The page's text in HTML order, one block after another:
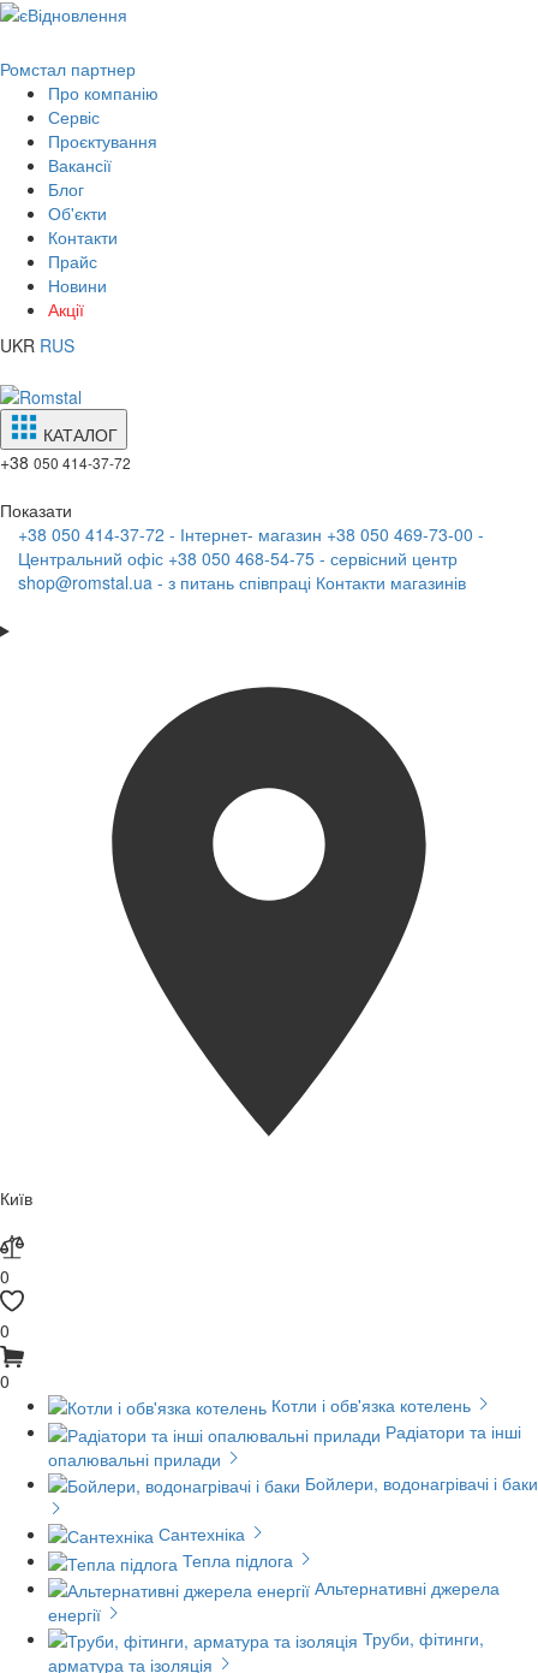
Ромстал партнер
Про компанію
Сервіс
Проєктування
Вакансії
Блог
Об'єкти
Контакти
Прайс
Новини
Акції
UKR RUS
КАТАЛОГ
+38 050 414-37-72
Показати
+38 050 414-37-72 - Інтернет- магазин +38 050 469-73-00 -
Центральний офіс +38 050 468-54-75 - сервісний центр
shop@romstal.ua - з питань співпраці Контакти магазинів
Київ
0
0
0
Котли і обв'язка котелень
Радіатори та інші
опалювальні прилади
Бойлери, водонагрівачі і баки
Сантехніка
Тепла підлога
Альтернативні джерела
енергії
Труби, фітинги,
арматура та ізоляція